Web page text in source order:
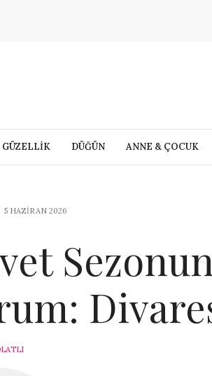
GÜZELLİK DÜĞÜN ANNE & ÇOCUK
5 HAZIRAN 2026